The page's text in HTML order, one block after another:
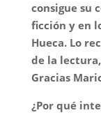
consigue su
ficción y en
Hueca. Lo
de la
Gracias
¿Por qué